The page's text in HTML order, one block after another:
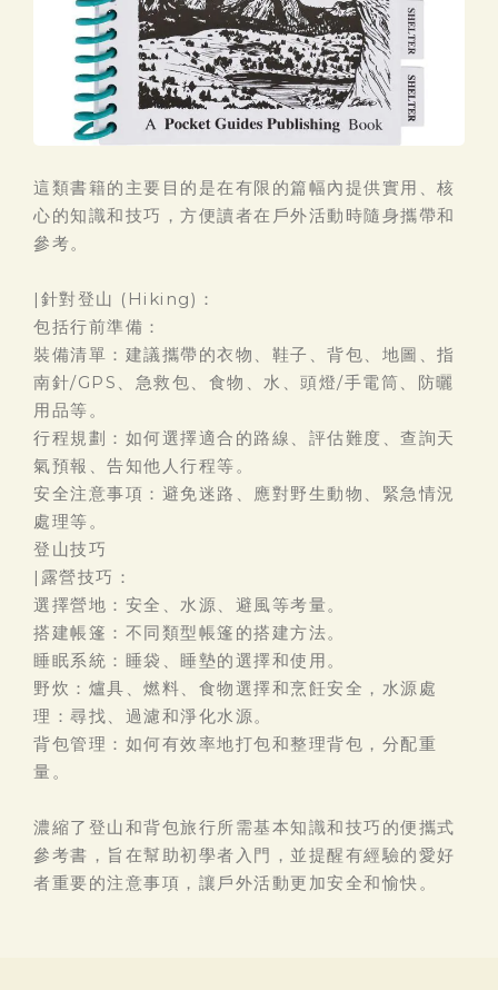
這類書籍的主要目的是在有限的篇幅內提供實用、核
心的知識和技巧，方便讀者在戶外活動時隨身攜帶和
參考。
|針對登山 (Hiking)：
包括行前準備：
裝備清單：建議攜帶的衣物、鞋子、背包、地圖、指
南針/GPS、急救包、食物、水、頭燈/手電筒、防曬
用品等。
行程規劃：如何選擇適合的路線、評估難度、查詢天
氣預報、告知他人行程等。
安全注意事項：避免迷路、應對野生動物、緊急情況
處理等。
登山技巧
|露營技巧：
選擇營地：安全、水源、避風等考量。
搭建帳篷：不同類型帳篷的搭建方法。
睡眠系統：睡袋、睡墊的選擇和使用。
野炊：爐具、燃料、食物選擇和烹飪安全，水源處
理：尋找、過濾和淨化水源。
背包管理：如何有效率地打包和整理背包，分配重
量。
濃縮了登山和背包旅行所需基本知識和技巧的便攜式
參考書，旨在幫助初學者入門，並提醒有經驗的愛好
者重要的注意事項，讓戶外活動更加安全和愉快。